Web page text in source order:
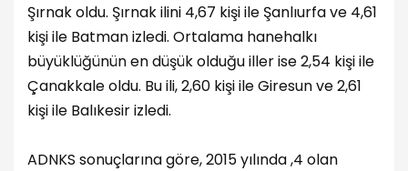
Şırnak oldu. Şırnak ilini 4,67 kişi ile Şanlıurfa ve 4,61
kişi ile Batman izledi. Ortalama hanehalkı
büyüklüğünün en düşük olduğu iller ise 2,54 kişi ile
Çanakkale oldu. Bu ili, 2,60 kişi ile Giresun ve 2,61
kişi ile Balıkesir izledi.
ADNKS sonuçlarına göre, 2015 yılında ,4 olan